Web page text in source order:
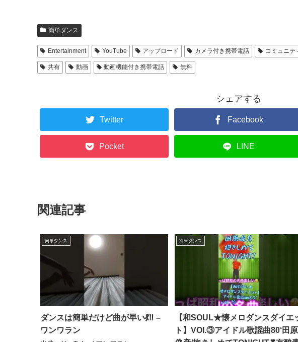
簡単ダンス
Entertainment YouTube アップロード カメラ付き携帯電話 コミュニテ
共有 動画 動画機能付き携帯電話 無料
シェアする
Twitter Facebook
Pocket LINE
関連記事
簡単ダンス
ダンスは簡単だけど曲が早い💃‼️ –
ワンワラン
簡単ダンス
【和SOUL★懐メロダンスダイエ
ト】VOl.③アイドル歌謡曲80‘田原